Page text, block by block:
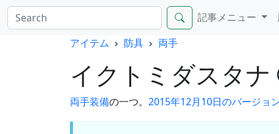
記事メニュー
アイテム
防具 両手
イクトミダスタナ
両手装備の一つ。 2015年12月10日のバージョ